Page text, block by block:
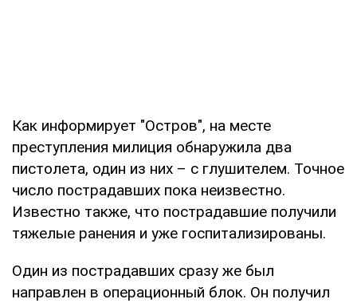
Как информирует "Остров", на месте
преступления милиция обнаружила два
пистолета, один из них – с глушителем. Точное
число пострадавших пока неизвестно.
Известно также, что пострадавшие получили
тяжелые ранения и уже госпитализированы.
Один из пострадавших сразу же был
направлен в операционный блок. Он получил